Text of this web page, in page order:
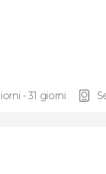
- 31 giorni